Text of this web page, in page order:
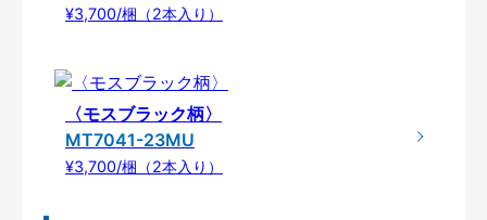
¥3,700/梱（2本入り）
〈モスブラック柄〉
MT7041-23MU
¥3,700/梱（2本入り）